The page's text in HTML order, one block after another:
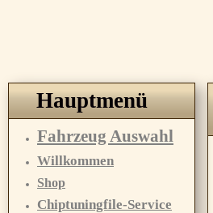
Hauptmenü
Fahrzeug Auswahl
Willkommen
Shop
Chiptuningfile-Service